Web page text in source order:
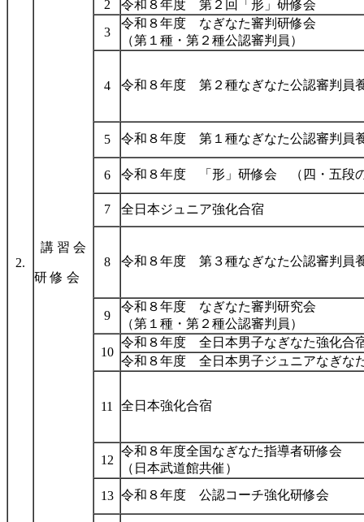
2.
講 習 会
研 修 会
2
令和８年度 第２回「形」研修会
3
令和８年度 なぎなた審判研修会
（第１種・第２種公認審判員）
4 令和８年度 第２種なぎなた公認審判員
5 令和８年度 第１種なぎなた公認審判員
6 令和８年度 「形」研修会 （四・五段
7 全日本ジュニア強化合宿
8 令和８年度 第３種なぎなた公認審判
9
令和８年度 なぎなた審判研究会
（第１種・第２種公認審判員）
10
令和８年度 全日本男子なぎなた強化合
令和８年度 全日本男子ジュニアなぎな
11 全日本強化合宿
12
令和８年度全国なぎなた指導者研修会
（日本武道館共催）
13 令和８年度 公認コーチ強化研修会